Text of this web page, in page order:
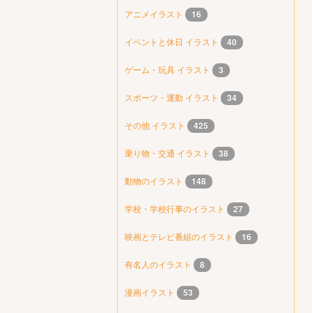
アニメイラスト 16
イベントと休日 イラスト 40
ゲーム・玩具 イラスト 3
スポーツ・運動 イラスト 34
その他 イラスト 425
乗り物・交通 イラスト 38
動物のイラスト 148
学校・学校行事のイラスト 27
映画とテレビ番組のイラスト 16
有名人のイラスト 8
漫画イラスト 53